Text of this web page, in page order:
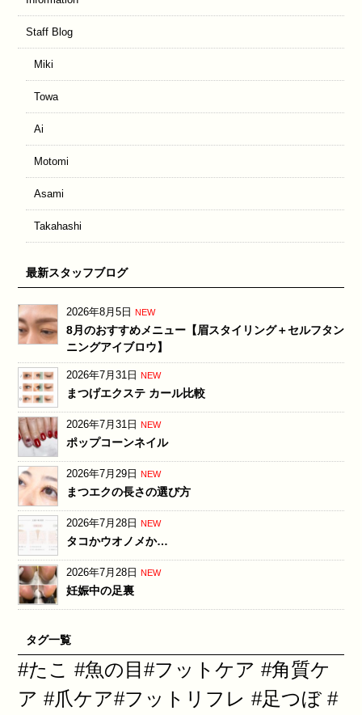
Staff Blog
Miki
Towa
Ai
Motomi
Asami
Takahashi
最新スタッフブログ
2026年8月5日 NEW
8月のおすすめメニュー【眉スタイリング＋セルフタン
ニングアイブロウ】
2026年7月31日 NEW
まつげエクステ カール比較
2026年7月31日 NEW
ポップコーンネイル
2026年7月29日 NEW
まつエクの長さの選び方
2026年7月28日 NEW
タコかウオノメか…
2026年7月28日 NEW
妊娠中の足裏
タグ一覧
#たこ #魚の目#フットケア #角質ケ
ア #爪ケア#フットリフレ #足つぼ #